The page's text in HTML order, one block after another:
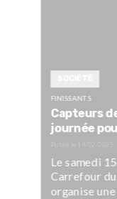
FINISSANTS
Capteurs
journée
Le samedi
Carrefour
organise